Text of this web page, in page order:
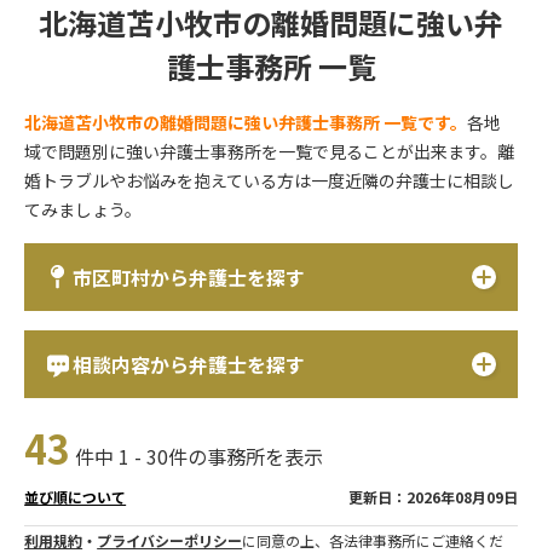
北海道苫小牧市の離婚問題に強い弁
護士事務所 一覧
北海道苫小牧市の離婚問題に強い弁護士事務所 一覧です。各地
域で問題別に強い弁護士事務所を一覧で見ることが出来ます。離
婚トラブルやお悩みを抱えている方は一度近隣の弁護士に相談し
てみましょう。
市区町村から弁護士を探す
相談内容から弁護士を探す
43 件中 1 - 30件の事務所を表示
並び順について 更新日：2026年08月09日
利用規約 ・ プライバシーポリシーに同意の上、各法律事務所にご連絡くだ